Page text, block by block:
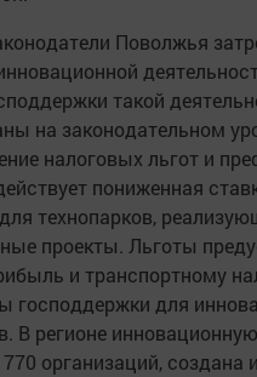
Поволжья
такой
на законодательном
налоговых льгот и
пониженная
технопарков,
проекты. Льготы
и транспортному
господдержки для
В регионе
770 организаций, создана